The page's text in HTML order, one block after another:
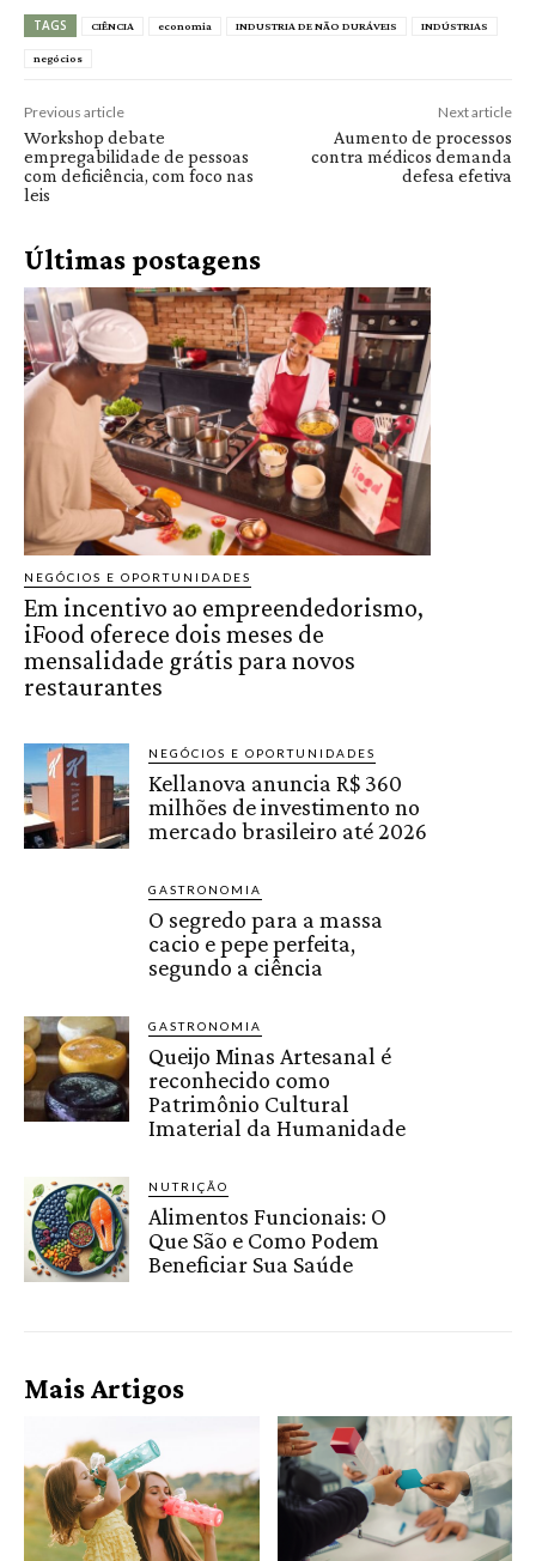
TAGS CIÊNCIA economia INDUSTRIA DE NÃO DURÁVEIS INDÚSTRIAS
negócios
Previous article
Workshop debate
empregabilidade de pessoas
com deficiência, com foco nas
leis
Next article
Aumento de processos
contra médicos demanda
defesa efetiva
Últimas postagens
NEGÓCIOS E OPORTUNIDADES
Em incentivo ao empreendedorismo,
iFood oferece dois meses de
mensalidade grátis para novos
restaurantes
NEGÓCIOS E OPORTUNIDADES
Kellanova anuncia R$ 360
milhões de investimento no
mercado brasileiro até 2026
GASTRONOMIA
O segredo para a massa
cacio e pepe perfeita,
segundo a ciência
GASTRONOMIA
Queijo Minas Artesanal é
reconhecido como
Patrimônio Cultural
Imaterial da Humanidade
NUTRIÇÃO
Alimentos Funcionais: O
Que São e Como Podem
Beneficiar Sua Saúde
Mais Artigos